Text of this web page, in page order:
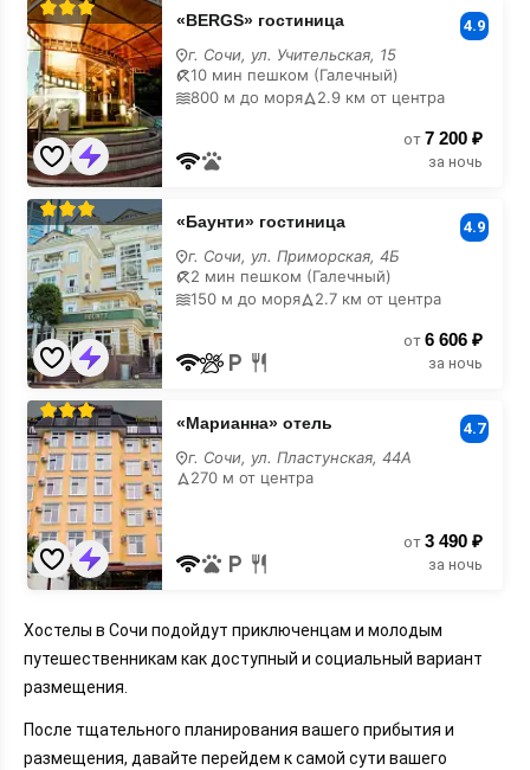
«BERGS»
гостиница
«BERGS» гостиница 4.9
г. Сочи, ул. Учительская, 15
10 мин пешком (Галечный)
800 м до моря
2.9 км от центра
от 7 200 ₽
за ночь
«Баунти»
гостиница
«Баунти» гостиница 4.9
г. Сочи, ул. Приморская, 4Б
2 мин пешком (Галечный)
150 м до моря
2.7 км от центра
от 6 606 ₽
за ночь
«Марианна»
отель
«Марианна» отель 4.7
г. Сочи, ул. Пластунская, 44А
270 м от центра
от 3 490 ₽
за ночь
Хостелы в Сочи подойдут приключенцам и молодым
путешественникам как доступный и социальный вариант
размещения.
После тщательного планирования вашего прибытия и
размещения, давайте перейдем к самой сути вашего